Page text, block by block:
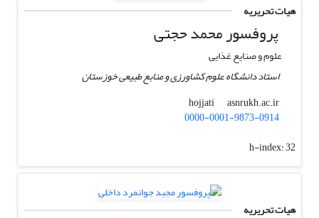
هیات تحریریه
پروفسور محمد حجتی
علوم و صنایع غذایی
استاد دانشگاه علوم کشاورزی و منابع طبیعی خوزستان
hojjati
asnrukh.ac.ir
0000-0001-9873-0914
h-index:32
هیات تحریریه